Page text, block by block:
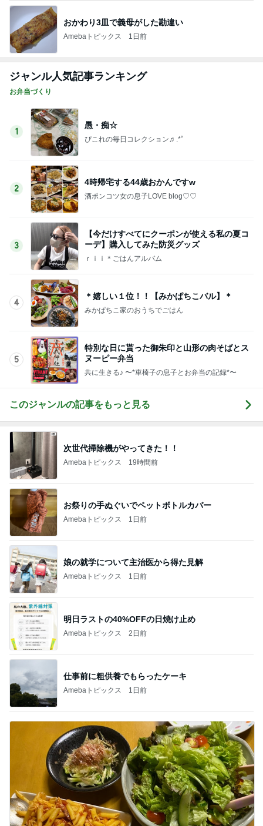
おかわり3皿で義母がした勘違い
Amebaトピックス 1日前
ジャンル人気記事ランキング
お弁当づくり
1
愚・痴☆
ぴこれの毎日コレクション♬.*ﾟ
2
4時帰宅する44歳おかんですw
酒ポンコツ女の息子LOVE blog♡♡
3
【今だけすべてにクーポンが使える私の夏コ
ーデ】購入してみた防災グッズ
ｒｉｉ＊ごはんアルバム
4
＊嬉しい１位！！【みかぱちこバル】＊
みかぱちこ家のおうちでごはん
5
特別な日に貰った御朱印と山形の肉そばとス
ヌーピー弁当
共に生きる♪ 〜*車椅子の息子とお弁当の記録*〜
このジャンルの記事をもっと見る
次世代掃除機がやってきた！！
Amebaトピックス 19時間前
お祭りの手ぬぐいでペットボトルカバー
Amebaトピックス 1日前
娘の就学について主治医から得た見解
Amebaトピックス 1日前
明日ラストの40%OFFの日焼け止め
Amebaトピックス 2日前
仕事前に粗供養でもらったケーキ
Amebaトピックス 1日前